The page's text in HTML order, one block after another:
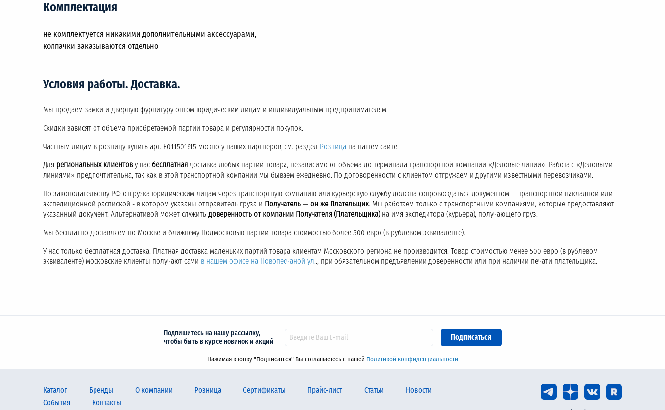
Комплектация
не комплектуется никакими дополнительными аксессуарами,
колпачки заказываются отдельно
Условия работы. Доставка.
Мы продаем замки и дверную фурнитуру оптом юридическим лицам и индивидуальным предпринимателям.
Скидки зависят от объема приобретаемой партии товара и регулярности покупок.
Частным лицам в розницу купить арт. E011501615 можно у наших партнеров, см. раздел Розница на нашем сайте.
Для региональных клиентову нас бесплатная доставка любых партий товара, независимо от объема до терминала транспортной компании «Деловые линии». Работа с «Деловыми
линиями» предпочтительна, так как в этой транспортной компании мы бываем ежедневно. По договоренности с клиентом отгружаем и другими известными перевозчиками.
По законодательству РФ отгрузка юридическим лицам через транспортную компанию или курьерскую службу должна сопровождаться документом — транспортной накладной или
экспедиционной распиской - в котором указаны отправитель груза и Получатель — он же Плательщик. Мы работаем только с транспортными компаниями, которые предоставляют
указанный документ. Альтернативой может служить доверенность от компании Получателя (Плательщика)на имя экспедитора (курьера), получающего груз.
Мы бесплатно доставляем по Москве и ближнему Подмосковью партии товара стоимостью более 500 евро (в рублевом эквиваленте).
У нас только бесплатная доставка. Платная доставка маленьких партий товара клиентам Московского региона не производится. Товар стоимостью менее 500 евро (в рублевом
эквиваленте) московские клиенты получают сами в нашем офисе на Новопесчаной ул.., при обязательном предъявлении доверенности или при наличии печати плательщика.
Подпишитесь на нашу рассылку,
чтобы быть в курсе новинок и акций
Нажимая кнопку "Подписаться" Вы соглашаетесь с нашей Политикой конфиденциальности
Каталог Бренды О компании Розница Сертификаты Прайс-лист Статьи
Новости
События
Контакты